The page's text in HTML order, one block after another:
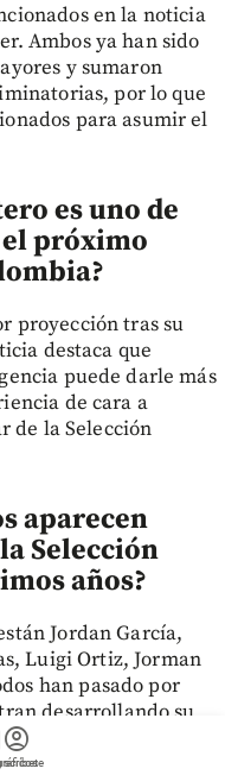
account_circle
en la noticia
Ambos ya han sido
y sumaron
por lo que
para asumir el
es uno de
próximo
proyección tras su
destaca que
puede darle más
de cara a
de la Selección
aparecen
Selección
años?
Jordan García,
Luigi Ortiz, Jorman
han pasado por
desarrollando su
nacional e